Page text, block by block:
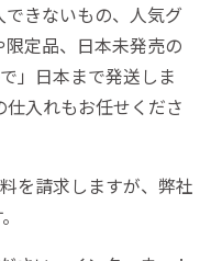
できないもの、人気グ
限定品、日本未発売の
」日本まで発送しま
入れもお任せくださ
を請求しますが、弊社